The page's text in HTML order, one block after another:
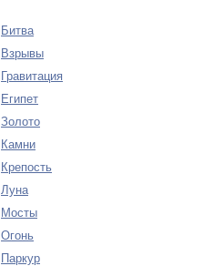
Битва
Взрывы
Гравитация
Египет
Золото
Камни
Крепость
Луна
Мосты
Огонь
Паркур